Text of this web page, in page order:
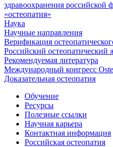
здравоохранения российской
«остеопатия»
Наука
Научные направления
Верификация
Российский
Рекомендуемая литература
Международный конгресс
Доказательная остеопатия
Обучение
Ресурсы
Полезные ссылки
Научная карьера
Контактная информация
Российская остеопатия